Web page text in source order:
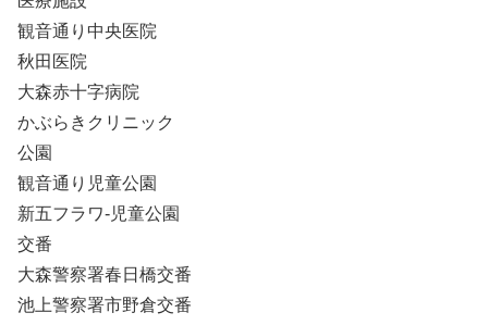
観音通り中央医院
秋田医院
大森赤十字病院
かぶらきクリニック
公園
観音通り児童公園
新五フラワ-児童公園
交番
大森警察署春日橋交番
池上警察署市野倉交番